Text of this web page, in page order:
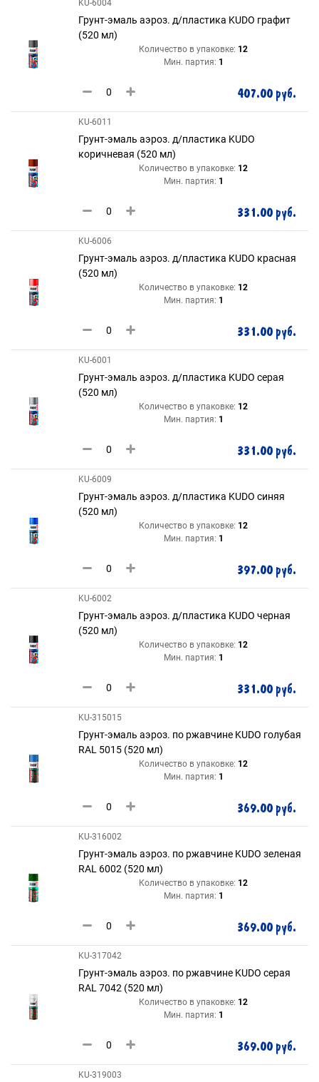
KU-6004
Грунт-эмаль аэроз. д/пластика KUDO графит
(520 мл)
Количество в упаковке: 12
Мин. партия: 1
407.00 руб.
KU-6011
Грунт-эмаль аэроз. д/пластика KUDO
коричневая (520 мл)
Количество в упаковке: 12
Мин. партия: 1
331.00 руб.
KU-6006
Грунт-эмаль аэроз. д/пластика KUDO красная
(520 мл)
Количество в упаковке: 12
Мин. партия: 1
331.00 руб.
KU-6001
Грунт-эмаль аэроз. д/пластика KUDO серая
(520 мл)
Количество в упаковке: 12
Мин. партия: 1
331.00 руб.
KU-6009
Грунт-эмаль аэроз. д/пластика KUDO синяя
(520 мл)
Количество в упаковке: 12
Мин. партия: 1
397.00 руб.
KU-6002
Грунт-эмаль аэроз. д/пластика KUDO черная
(520 мл)
Количество в упаковке: 12
Мин. партия: 1
331.00 руб.
KU-315015
Грунт-эмаль аэроз. по ржавчине KUDO голубая
RAL 5015 (520 мл)
Количество в упаковке: 12
Мин. партия: 1
369.00 руб.
KU-316002
Грунт-эмаль аэроз. по ржавчине KUDO зеленая
RAL 6002 (520 мл)
Количество в упаковке: 12
Мин. партия: 1
369.00 руб.
KU-317042
Грунт-эмаль аэроз. по ржавчине KUDO серая
RAL 7042 (520 мл)
Количество в упаковке: 12
Мин. партия: 1
369.00 руб.
KU-319003